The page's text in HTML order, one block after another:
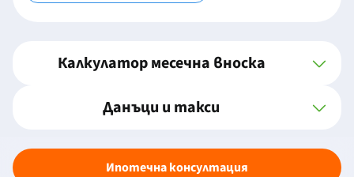
Калкулатор месечна вноска
Данъци и такси
Ипотечна консултация